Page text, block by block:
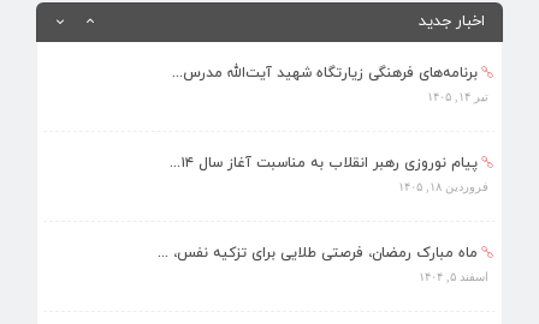
اخبار جدید
برنامه‌های فرهنگی زیارتگاه شهید آیت‌الله مدرس...
تیر ۱۴, ۱۴۰۵
پیام نوروزی رهبر انقلاب به مناسبت آغاز سال ۱۴...
فروردین ۱۸, ۱۴۰۵
ماه مبارک رمضان، فرصتی طلایی برای تزکیه نفس، ...
اسفند ۵, ۱۴۰۴